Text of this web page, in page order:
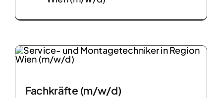
Fachkräfte (m/w/d)